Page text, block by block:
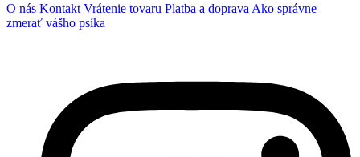
O nás Kontakt Vrátenie tovaru Platba a doprava Ako správne
zmerať vášho psíka